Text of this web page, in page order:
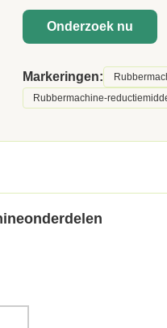
Onderzoek nu
Markeringen:
Rubbermachine-